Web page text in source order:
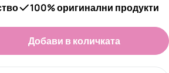
100% оригинални продукти
за Гел лак 045 JOIA
количеството за Гел лак 045
Добави в количката